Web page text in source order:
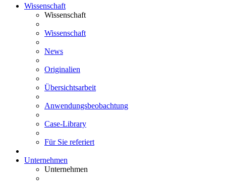
Wissenschaft
Wissenschaft
Wissenschaft
News
Originalien
Übersichtsarbeit
Anwendungsbeobachtung
Case-Library
Für Sie referiert
Unternehmen
Unternehmen